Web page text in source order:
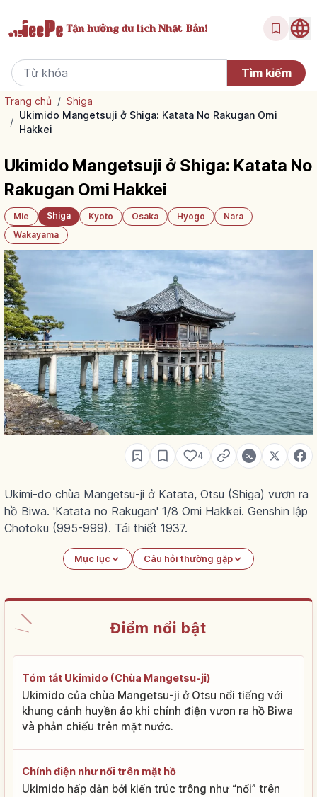
Tận hưởngdu lịch Nhật Bản!
Trang chủ / Shiga
/
Ukimido Mangetsuji ở Shiga: Katata No Rakugan Omi
Hakkei
Ukimido Mangetsuji ở Shiga: Katata No
Rakugan Omi Hakkei
Mie Shiga Kyoto Osaka Hyogo
Nara
Wakayama
4
Ukimi-do chùa Mangetsu-ji ở Katata, Otsu (Shiga) vươn ra
hồ Biwa. 'Katata no Rakugan' 1/8 Omi Hakkei. Genshin lập
Chotoku (995-999). Tái thiết 1937.
Mục lục Câu hỏi thường gặp
Điểm nổi bật
Tóm tắt Ukimido (Chùa Mangetsu-ji)
Ukimido của chùa Mangetsu-ji ở Otsu nổi tiếng với
khung cảnh huyền ảo khi chính điện vươn ra hồ Biwa
và phản chiếu trên mặt nước.
Chính điện như nổi trên mặt hồ
Ukimido hấp dẫn bởi kiến trúc trông như “nổi” trên